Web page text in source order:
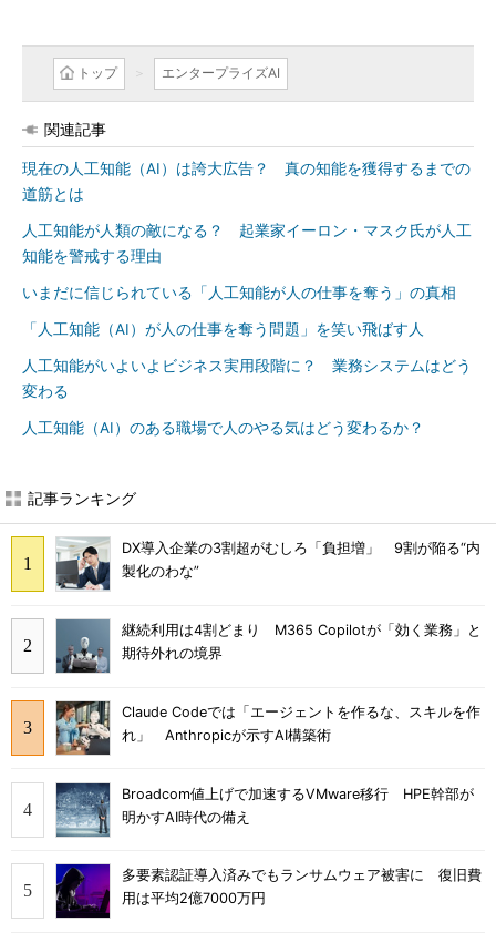
トップ エンタープライズAI
関連記事
現在の人工知能（AI）は誇大広告？ 真の知能を獲得するまでの
道筋とは
人工知能が人類の敵になる？ 起業家イーロン・マスク氏が人工
知能を警戒する理由
いまだに信じられている「人工知能が人の仕事を奪う」の真相
「人工知能（AI）が人の仕事を奪う問題」を笑い飛ばす人
人工知能がいよいよビジネス実用段階に？ 業務システムはどう
変わる
人工知能（AI）のある職場で人のやる気はどう変わるか？
記事ランキング
DX導入企業の3割超がむしろ「負担増」 9割が陥る“内
製化のわな”
継続利用は4割どまり M365 Copilotが「効く業務」と
期待外れの境界
Claude Codeでは「エージェントを作るな、スキルを作
れ」 Anthropicが示すAI構築術
Broadcom値上げで加速するVMware移行 HPE幹部が
明かすAI時代の備え
多要素認証導入済みでもランサムウェア被害に 復旧費
用は平均2億7000万円